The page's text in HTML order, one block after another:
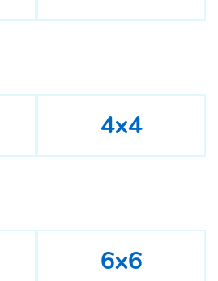
4x4
6x6